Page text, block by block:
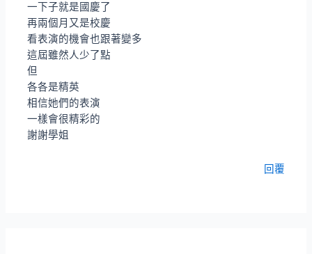
一下子就是國慶了
再兩個月又是校慶
看表演的機會也跟著變多
這屆雖然人少了點
但
各各是精英
相信她們的表演
一樣會很精彩的
謝謝學姐
回覆